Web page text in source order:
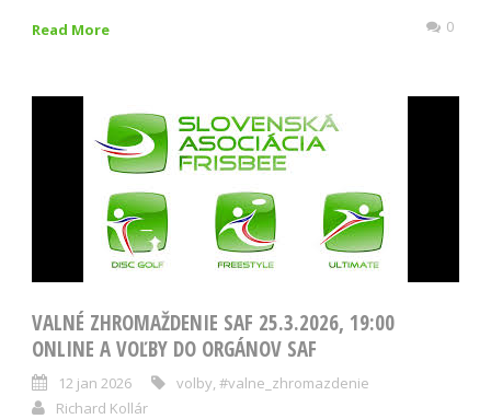
Read More 0
VALNÉ ZHROMAŽDENIE SAF 25.3.2026, 19:00
ONLINE A VOĽBY DO ORGÁNOV SAF
12 jan 2026 volby, #valne_zhromazdenie
Richard Kollár